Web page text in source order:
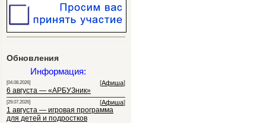
Обновления
Информация:
[04.08.2026] [Афиша]
6 августа — «АРБУЗник»
[29.07.2026] [Афиша]
1 августа — игровая программа
для детей и подростков